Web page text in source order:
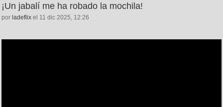
¡Un jabalí me ha robado la mochila!
por ladeflix el 11 dic 2025, 12:26